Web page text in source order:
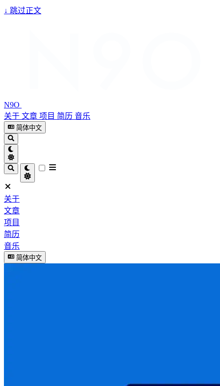
↓ 跳过正文
N9O
关于 文章 项目 简历 音乐
简体中文
关于
文章
项目
简历
音乐
简体中文